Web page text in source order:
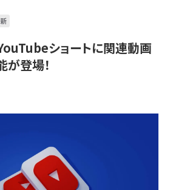
YouTubeショートに関連動画
が登場！